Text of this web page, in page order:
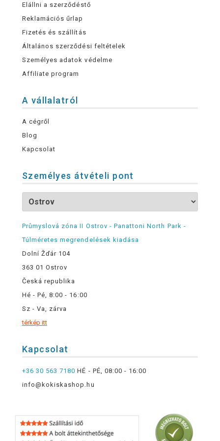
Elállni a szerződéstő
Reklamációs űrlap
Fizetés és szállítás
Általános szerződési feltételek
Személyes adatok védelme
Affiliate program
A vállalatról
A cégről
Blog
Kapcsolat
Személyes átvételi pont
Průmyslová zóna II Ostrov - Panattoni North Park -
Túlméretes megrendelések kiadása
Dolní Žďár 104
363 01 Ostrov
Česká republika
Hé - Pé, 8:00 - 16:00
Sz - Va, zárva
térkép itt
Kapcsolat
+36 30 563 7180 HÉ - PÉ, 08:00 - 16:00
info@kokiskashop.hu